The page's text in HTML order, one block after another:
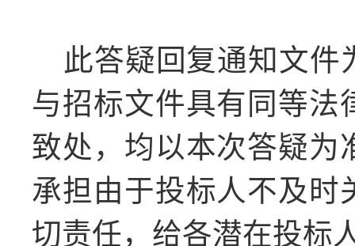
此答疑回复通知文件
与招标文件具有同等法
致处，均以本次答疑为
承担由于投标人不及时
切责任，给各潜在投标